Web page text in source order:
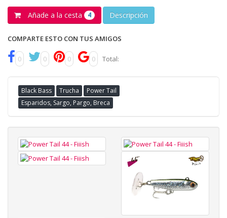
Añade a la cesta 4 Descripción
COMPARTE ESTO CON TUS AMIGOS
0 0 0 0 Total:
Black Bass Trucha
Power Tail
Esparidos, Sargo, Pargo, Breca